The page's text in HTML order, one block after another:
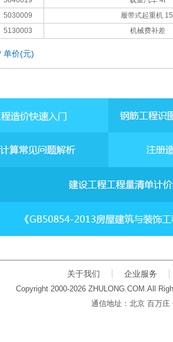
5030009
履带式起重机
5130003
机械费补差
单价(元)
关于我们 企业服务
Copyright 2000-2026 ZHULONG.COM.All
通信地址：北京 百万